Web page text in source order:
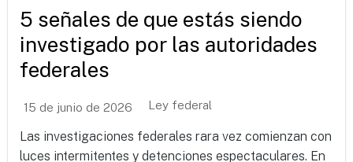
5 señales de que estás siendo
investigado por las autoridades
federales
15 de junio de 2026 Ley federal
Las investigaciones federales rara vez comienzan con
luces intermitentes y detenciones espectaculares. En